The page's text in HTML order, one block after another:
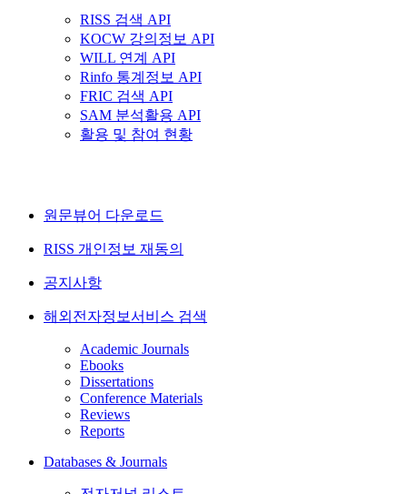
RISS 검색 API
KOCW 강의정보 API
WILL 연계 API
Rinfo 통계정보 API
FRIC 검색 API
SAM 분석활용 API
활용 및 참여 현황
원문뷰어 다운로드
RISS 개인정보 재동의
공지사항
해외전자정보서비스 검색
Academic Journals
Ebooks
Dissertations
Conference Materials
Reviews
Reports
Databases & Journals